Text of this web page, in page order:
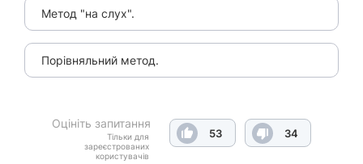
Метод "на слух".
Порівняльний метод.
Оцініть запитання
Тільки для
зареєстрованих
користувачів
53 34